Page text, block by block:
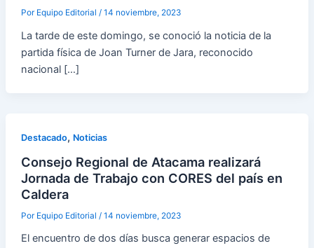
Por Equipo Editorial / 14 noviembre, 2023
La tarde de este domingo, se conoció la noticia de la
partida física de Joan Turner de Jara, reconocido
nacional […]
Destacado, Noticias
Consejo Regional de Atacama realizará
Jornada de Trabajo con CORES del país en
Caldera
Por Equipo Editorial / 14 noviembre, 2023
El encuentro de dos días busca generar espacios de